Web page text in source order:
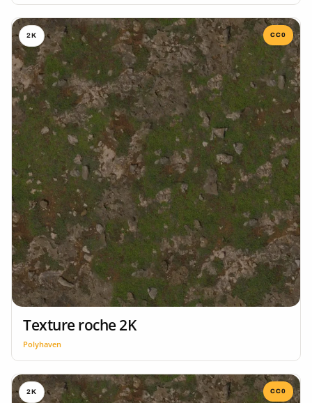
2K CC0
Texture roche 2K
Polyhaven
2K CC0